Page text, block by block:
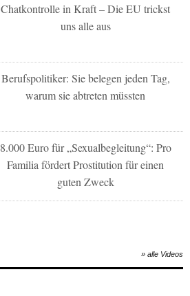
Chatkontrolle in Kraft – Die EU trickst
uns alle aus
Berufspolitiker: Sie belegen jeden Tag,
warum sie abtreten müssten
8.000 Euro für „Sexualbegleitung“: Pro
Familia fördert Prostitution für einen
guten Zweck
» alle Videos